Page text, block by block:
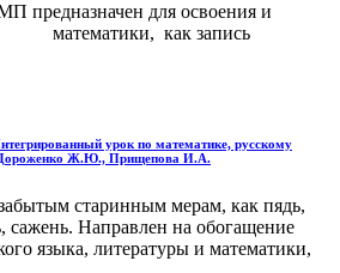
для освоения и
математики, как запись
урок по математике, русскому
Дороженко Ж.Ю., Прищепова И.А.
старинным мерам, как пядь,
сажень. Направлен на обогащение
языка, литературы и математики,